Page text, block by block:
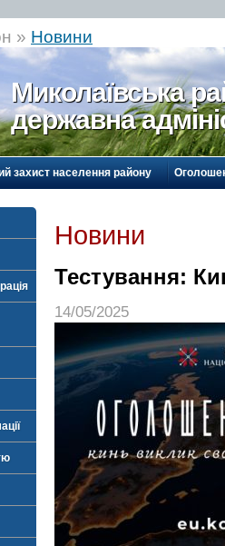
» Новини
Миколаївська
державна
захист населення району
Новини
Тестування:
14/05/2025